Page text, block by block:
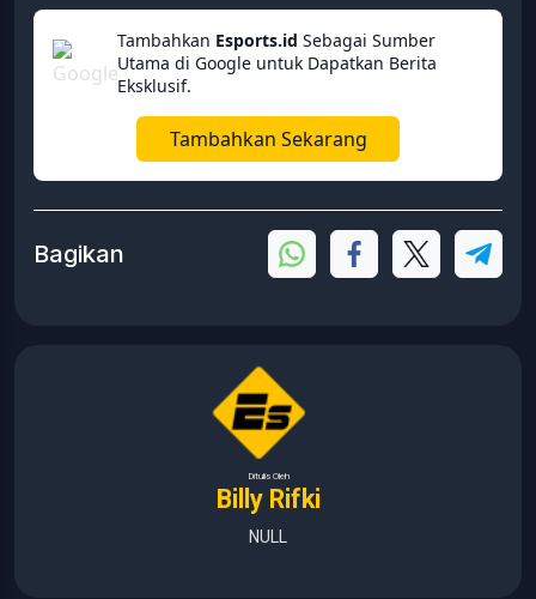
Tambahkan Esports.id Sebagai Sumber
Utama di Google untuk Dapatkan Berita
Eksklusif.
Tambahkan Sekarang
Bagikan
Ditulis Oleh
Billy Rifki
NULL